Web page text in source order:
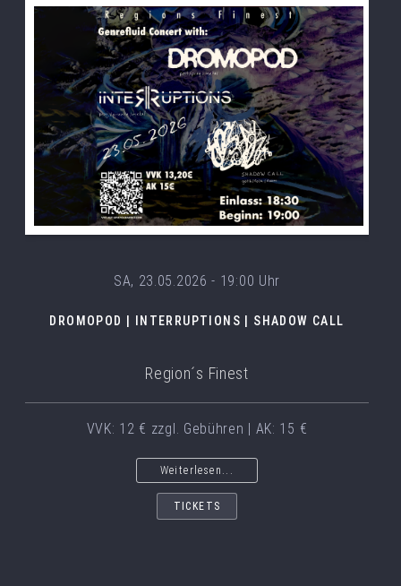
SA, 23.05.2026 - 19:00 Uhr
DROMOPOD | INTERRUPTIONS | SHADOW CALL
Region´s Finest
VVK: 12 € zzgl. Gebühren | AK: 15 €
Weiterlesen...
TICKETS